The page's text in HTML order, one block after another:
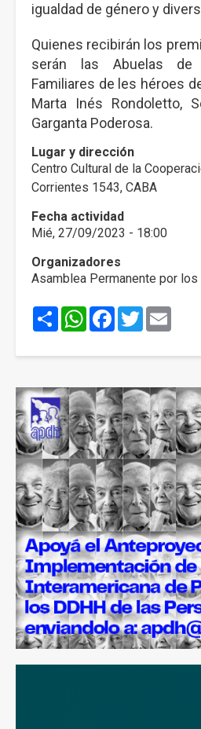
igualdad de género y
Quienes recibirán los
serán las Abuelas de
Familiares de les héroes
Marta Inés Rondoletto,
Garganta Poderosa.
Lugar y dirección
Centro Cultural de la
Corrientes 1543, CABA
Fecha actividad
Mié, 27/09/2023 - 18:00
Organizadores
Asamblea Permanente por
ShareWhatsApp